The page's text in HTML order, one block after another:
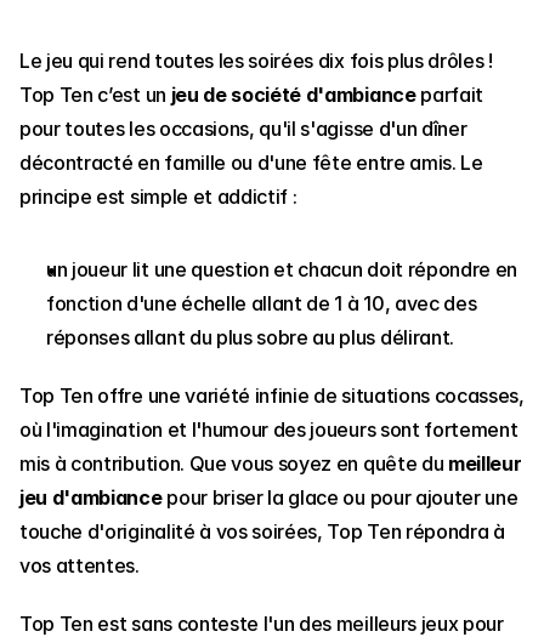
Le jeu qui rend toutes les soirées dix fois plus drôles !
Top Ten c’est un jeu de société d'ambiance parfait
pour toutes les occasions, qu'il s'agisse d'un dîner
décontracté en famille ou d'une fête entre amis. Le
principe est simple et addictif :
un joueur lit une question et chacun doit répondre en
fonction d'une échelle allant de 1 à 10, avec des
réponses allant du plus sobre au plus délirant.
Top Ten offre une variété infinie de situations cocasses,
où l'imagination et l'humour des joueurs sont fortement
mis à contribution. Que vous soyez en quête du meilleur
jeu d'ambiance pour briser la glace ou pour ajouter une
touche d'originalité à vos soirées, Top Ten répondra à
vos attentes.
Top Ten est sans conteste l'un des meilleurs jeux pour